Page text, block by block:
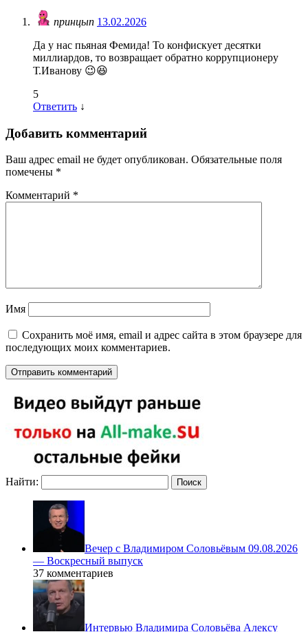
принцып 13.02.2026
Да у нас пьяная Фемида! То конфискует десятки
миллиардов, то возвращает обратно коррупционеру
Т.Иванову 😉😆
5
Ответить ↓
Добавить комментарий
Ваш адрес email не будет опубликован. Обязательные поля
помечены *
Комментарий *
Имя
Сохранить моё имя, email и адрес сайта в этом браузере для
последующих моих комментариев.
Найти:
Вечер с Владимиром Соловьёвым 09.08.2026
— Воскресный выпуск
37 комментариев
Интервью Владимира Соловьёва Алексу